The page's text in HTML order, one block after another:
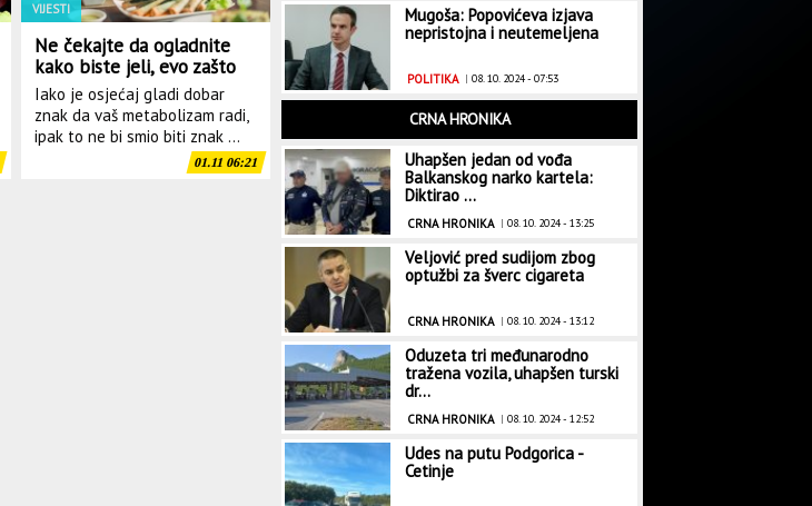
VIJESTI
Ne čekajte da ogladnite
kako biste jeli, evo zašto
Iako je osjećaj gladi dobar
znak da vaš metabolizam radi,
ipak to ne bi smio biti znak ...
01.11 06:21
Mugoša: Popovićeva izjava
nepristojna i neutemeljena
POLITIKA| 08. 10. 2024 - 07:53
CRNA HRONIKA
Uhapšen jedan od vođa
Balkanskog narko kartela:
Diktirao ...
CRNA HRONIKA| 08. 10. 2024 - 13:25
Veljović pred sudijom zbog
optužbi za šverc cigareta
CRNA HRONIKA| 08. 10. 2024 - 13:12
Oduzeta tri međunarodno
tražena vozila, uhapšen turski
dr...
CRNA HRONIKA| 08. 10. 2024 - 12:52
Udes na putu Podgorica -
Cetinje